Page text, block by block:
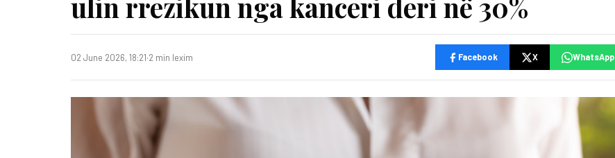
02 June 2026, 18:21·2 min lexim Facebook X WhatsApp